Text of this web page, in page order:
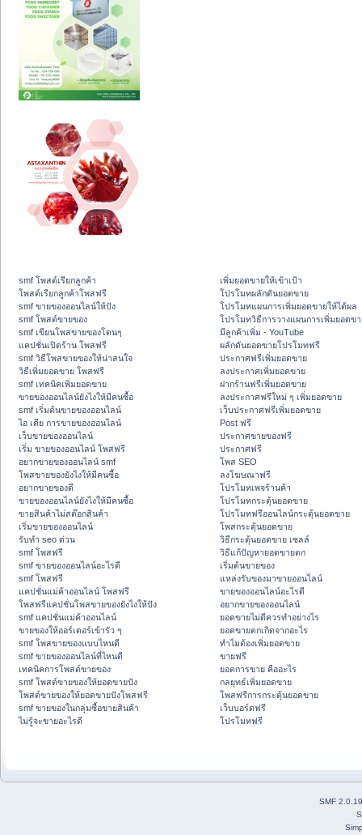
smf โพสต์เรียกลูกค้า
โพสต์เรียกลูกค้าโพสฟรี
smf ขายของออนไลน์ให้ปัง
smf โพสต์ขายของ
smf เขียนโพสขายของโดนๆ
แคปชั่นเปิดร้าน โพสฟรี
smf วิธีโพสขายของให้น่าสนใจ
วิธีเพิ่มยอดขาย โพสฟรี
smf เทคนิคเพิ่มยอดขาย
ขายของออนไลน์ยังไงให้มีคนซื้อ
smf เริ่มต้นขายของออนไลน์
ไอ เดีย การขายของออนไลน์
เว็บขายของออนไลน์
เริ่ม ขายของออนไลน์ โพสฟรี
อยากขายของออนไลน์ smf
โพสขายของยังไงให้มีคนซื้อ
อยากขายของดี
ขายของออนไลน์ยังไงให้มีคนซื้อ
ขายสินค้าไม่สต๊อกสินค้า
เริ่มขายของออนไลน์
รับทำ seo ด่วน
smf โพสฟรี
smf ขายของออนไลน์อะไรดี
smf โพสฟรี
แคปชั่นแม่ค้าออนไลน์ โพสฟรี
โพสฟรีแคปชั่นโพสขายของยังไงให้ปัง
smf แคปชั่นแม่ค้าออนไลน์
ขายของให้ออร์เดอร์เข้ารัว ๆ
smf โพสขายของแบบไหนดี
smf ขายของออนไลน์ที่ไหนดี
เทคนิคการโพสต์ขายของ
smf โพสต์ขายของให้ยอดขายปัง
โพสต์ขายของให้ยอดขายปังโพสฟรี
smf ขายของในกลุ่มซื้อขายสินค้า
ไม่รู้จะขายอะไรดี
เพิ่มยอดขายให้เข้าเป้า
โปรโมทผลักดันยอดขาย
โปรโมทแผนการเพิ่มยอดขายให้ได้ผล
โปรโมทวิธีการวางแผนการเพิ่มยอดข
มีลูกค้าเพิ่ม - YouTube
ผลักดันยอดขายโปรโมทฟรี
ประกาศฟรีเพิ่มยอดขาย
ลงประกาศเพิ่มยอดขาย
ฝากร้านฟรีเพิ่มยอดขาย
ลงประกาศฟรีใหม่ ๆ เพิ่มยอดขาย
เว็บประกาศฟรีเพิ่มยอดขาย
Post ฟรี
ประกาศขายของฟรี
ประกาศฟรี
โพส SEO
ลงโฆษณาฟรี
โปรโมทเพจร้านค้า
โปรโมทกระตุ้นยอดขาย
โปรโมทฟรีออนไลน์กระตุ้นยอดขาย
โพสกระตุ้นยอดขาย
วิธีกระตุ้นยอดขาย เซลล์
วิธีแก้ปัญหายอดขายตก
เริ่มต้นขายของ
แหล่งรับของมาขายออนไลน์
ขายของออนไลน์อะไรดี
อยากขายของออนไลน์
ยอดขายไม่ดีควรทำอย่างไร
ยอดขายตกเกิดจากอะไร
ทำไมต้องเพิ่มยอดขาย
ขายฟรี
ยอดการขาย คืออะไร
กลยุทธ์เพิ่มยอดขาย
โพสฟรีการกระตุ้นยอดขาย
เว็บบอร์ดฟรี
โปรโมทฟรี
SMF 2.0.19